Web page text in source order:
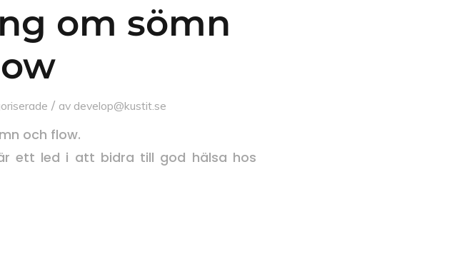
om sömn
/ av develop@kustit.se
och flow.
ett led i att bidra till god hälsa hos